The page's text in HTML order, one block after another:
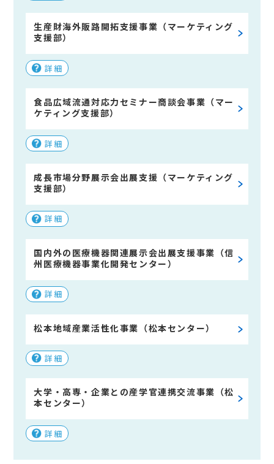
生産財海外販路開拓支援事業（マーケティング
支援部）
詳細
食品広域流通対応力セミナー商談会事業（マー
ケティング支援部）
詳細
成長市場分野展示会出展支援（マーケティング
支援部）
詳細
国内外の医療機器関連展示会出展支援事業（信
州医療機器事業化開発センター）
詳細
松本地域産業活性化事業（松本センター）
詳細
大学・高専・企業との産学官連携交流事業（松
本センター）
詳細